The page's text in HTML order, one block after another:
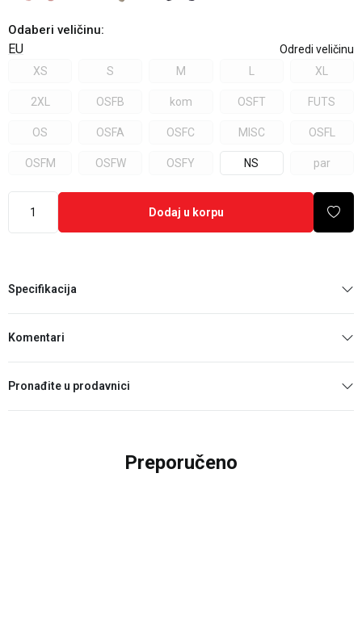
Odaberi veličinu:
EU
Odredi veličinu
XS
S M L XL
2XL OSFB kom OSFT FUTS
OS OSFA OSFC MISC OSFL
OSFM OSFW OSFY NS par
Dodaj u korpu
Specifikacija
Komentari
Pronađite u prodavnici
Preporučeno